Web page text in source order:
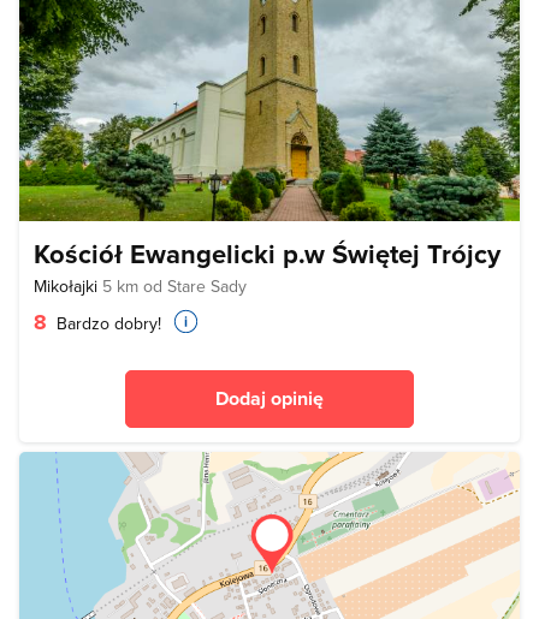
Kościół Ewangelicki p.w Świętej Trójcy
Mikołajki 5 km od Stare Sady
8 Bardzo dobry!
Dodaj opinię